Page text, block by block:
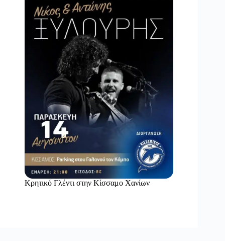
Κρητικό Γλέντι στην Κίσσαμο Χανίων